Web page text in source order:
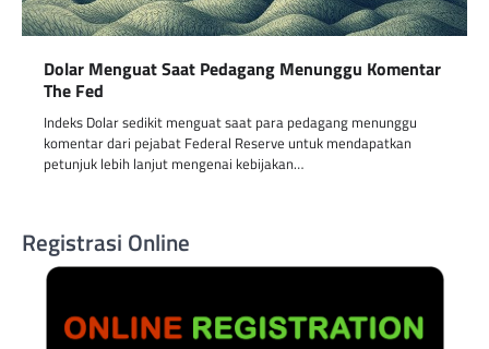
Dolar Menguat Saat Pedagang Menunggu Komentar
The Fed
Indeks Dolar sedikit menguat saat para pedagang menunggu
komentar dari pejabat Federal Reserve untuk mendapatkan
petunjuk lebih lanjut mengenai kebijakan…
Registrasi Online